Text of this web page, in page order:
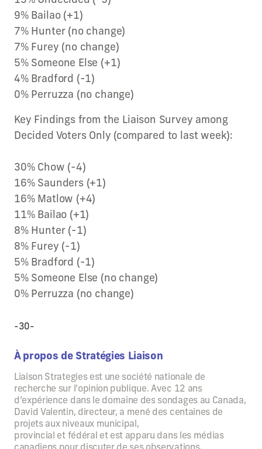
9% Bailao (+1)
7% Hunter (no change)
7% Furey (no change)
5% Someone Else (+1)
4% Bradford (-1)
0% Perruzza (no change)
Key Findings from the Liaison Survey among
Decided Voters Only (compared to last week):
30% Chow (-4)
16% Saunders (+1)
16% Matlow (+4)
11% Bailao (+1)
8% Hunter (-1)
8% Furey (-1)
5% Bradford (-1)
5% Someone Else (no change)
0% Perruzza (no change)
-30-
À propos de Stratégies Liaison
Liaison Strategies est une société nationale de
recherche sur l’opinion publique. Avec 12 ans
d’expérience dans le domaine des sondages au Canada,
David Valentin, directeur, a mené des centaines de
projets aux niveaux municipal,
provincial et fédéral et est apparu dans les médias
canadiens pour discuter de ses observations.